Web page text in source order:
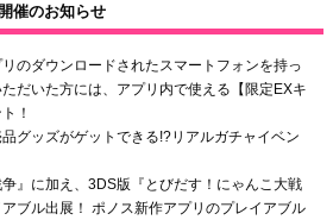
催のお知らせ
リのダウンロードされたスマートフォンを持っ
だいた方には、アプリ内で使える【限定EXキ
！
品グッズがゲットできる!?リアルガチャイベン
』に加え、3DS版『とびだす！にゃんこ大戦
ブル出展！ ポノス新作アプリのプレイアブル